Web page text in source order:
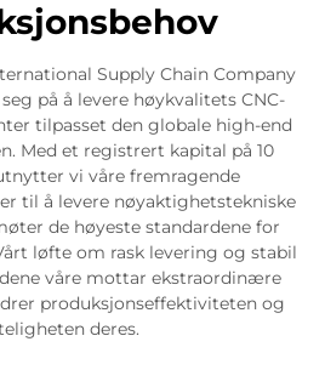
Supply Chain Company
på å levere høykvalitets CNC-
tilpasset den globale high-end
Med et registrert kapital på 10
vi våre fremragende
til å levere nøyaktighetstekniske
de høyeste standardene for
løfte om rask levering og stabil
våre mottar ekstraordinære
produksjonseffektiviteten og
deres.